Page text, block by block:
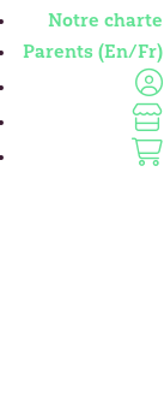
Notre charte
Parents (En/Fr)